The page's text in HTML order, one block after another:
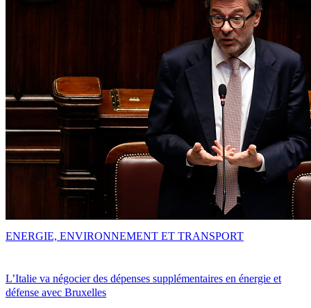
L’Italie va négocier des dépenses supplémentaires en énergie et
défense avec Bruxelles
ENERGIE, ENVIRONNEMENT ET TRANSPORT